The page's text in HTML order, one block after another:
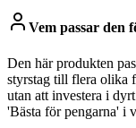
Vem passar den
Den här produkten
styrstag till flera olika
utan att investera i
'Bästa för pengarna' i